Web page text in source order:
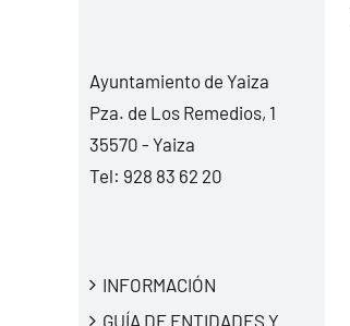
Ayuntamiento de Yaiza
Pza. de Los Remedios, 1
35570 - Yaiza
Tel: 928 83 62 20
INFORMACIÓN
GUÍA DE ENTIDADES Y